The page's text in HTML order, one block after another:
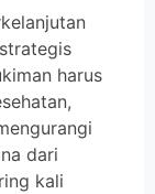
harus
dari
kali